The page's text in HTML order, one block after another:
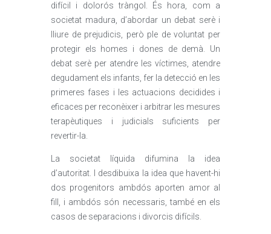
difícil i dolorós tràngol. És hora, com a
societat madura, d’abordar un debat serè i
lliure de prejudicis, però ple de voluntat per
protegir els homes i dones de demà. Un
debat serè per atendre les víctimes, atendre
degudament els infants, fer la detecció en les
primeres fases i les actuacions decidides i
eficaces per reconèixer i arbitrar les mesures
terapèutiques i judicials suficients per
revertir-la.
La societat líquida difumina la idea
d’autoritat. I desdibuixa la idea que havent-hi
dos progenitors ambdós aporten amor al
fill, i ambdós són necessaris, també en els
casos de separacions i divorcis difícils.